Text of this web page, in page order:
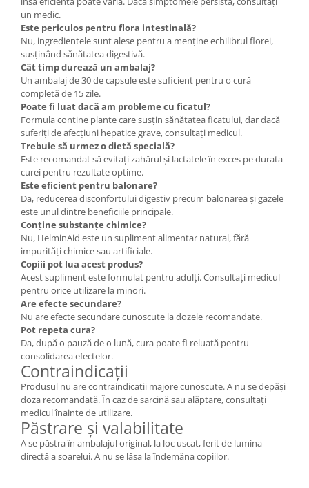
un medic.
Este periculos pentru flora intestinală?
Nu, ingredientele sunt alese pentru a menține echilibrul florei,
susținând sănătatea digestivă.
Cât timp durează un ambalaj?
Un ambalaj de 30 de capsule este suficient pentru o cură
completă de 15 zile.
Poate fi luat dacă am probleme cu ficatul?
Formula conține plante care susțin sănătatea ficatului, dar dacă
suferiți de afecțiuni hepatice grave, consultați medicul.
Trebuie să urmez o dietă specială?
Este recomandat să evitați zahărul și lactatele în exces pe durata
curei pentru rezultate optime.
Este eficient pentru balonare?
Da, reducerea disconfortului digestiv precum balonarea și gazele
este unul dintre beneficiile principale.
Conține substanțe chimice?
Nu, HelminAid este un supliment alimentar natural, fără
impurități chimice sau artificiale.
Copiii pot lua acest produs?
Acest supliment este formulat pentru adulți. Consultați medicul
pentru orice utilizare la minori.
Are efecte secundare?
Nu are efecte secundare cunoscute la dozele recomandate.
Pot repeta cura?
Da, după o pauză de o lună, cura poate fi reluată pentru
consolidarea efectelor.
Contraindicații
Produsul nu are contraindicații majore cunoscute. A nu se depăși
doza recomandată. În caz de sarcină sau alăptare, consultați
medicul înainte de utilizare.
Păstrare și valabilitate
A se păstra în ambalajul original, la loc uscat, ferit de lumina
directă a soarelui. A nu se lăsa la îndemâna copiilor.